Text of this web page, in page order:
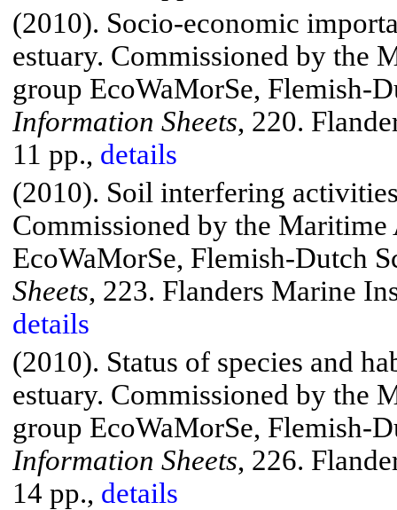
(2010). Socio-economic
estuary. Commissioned by the
group EcoWaMorSe, Flemish-
Information Sheets, 220.
11 pp., details
(2010). Soil interfering
Commissioned by the
EcoWaMorSe, Flemish-Dutch
Sheets, 223. Flanders Marine
details
(2010). Status of species and
estuary. Commissioned by the
group EcoWaMorSe, Flemish-
Information Sheets, 226.
14 pp., details